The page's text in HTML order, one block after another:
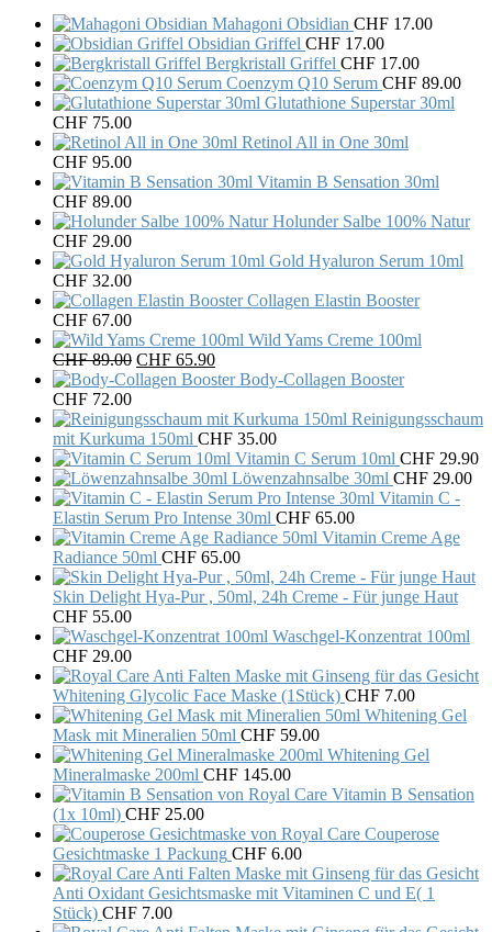
Mahagoni Obsidian CHF 17.00
Obsidian Griffel CHF 17.00
Bergkristall Griffel CHF 17.00
Coenzym Q10 Serum CHF 89.00
Glutathione Superstar 30ml
CHF 75.00
Retinol All in One 30ml
CHF 95.00
Vitamin B Sensation 30ml
CHF 89.00
Holunder Salbe 100% Natur
CHF 29.00
Gold Hyaluron Serum 10ml
CHF 32.00
Collagen Elastin Booster
CHF 67.00
Wild Yams Creme 100ml
CHF89.00 Original
price
CHF 89.00.
CHF 65.90Current
price
CHF 65.90.
Body-Collagen Booster
CHF 72.00
Reinigungsschaum
mit Kurkuma 150ml CHF 35.00
Vitamin C Serum 10ml CHF 29.90
Löwenzahnsalbe 30ml CHF 29.00
Vitamin C -
Elastin Serum Pro Intense 30ml CHF 65.00
Vitamin Creme Age
Radiance 50ml CHF 65.00
Skin Delight Hya-Pur , 50ml, 24h Creme - Für junge Haut
CHF 55.00
Waschgel-Konzentrat 100ml
CHF 29.00
Whitening Glycolic Face Maske (1Stück) CHF 7.00
Whitening Gel
Mask mit Mineralien 50ml CHF 59.00
Whitening Gel
Mineralmaske 200ml CHF 145.00
Vitamin B Sensation
(1x 10ml) CHF 25.00
Couperose
Gesichtmaske 1 Packung CHF 6.00
Anti Oxidant Gesichtsmaske mit Vitaminen C und E( 1
Stück) CHF 7.00